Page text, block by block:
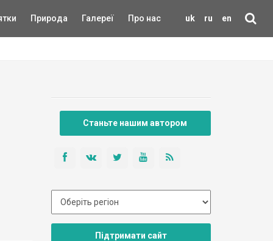
uk ru en
Природа Галереї Про нас
Станьте нашим автором
Підтримати сайт